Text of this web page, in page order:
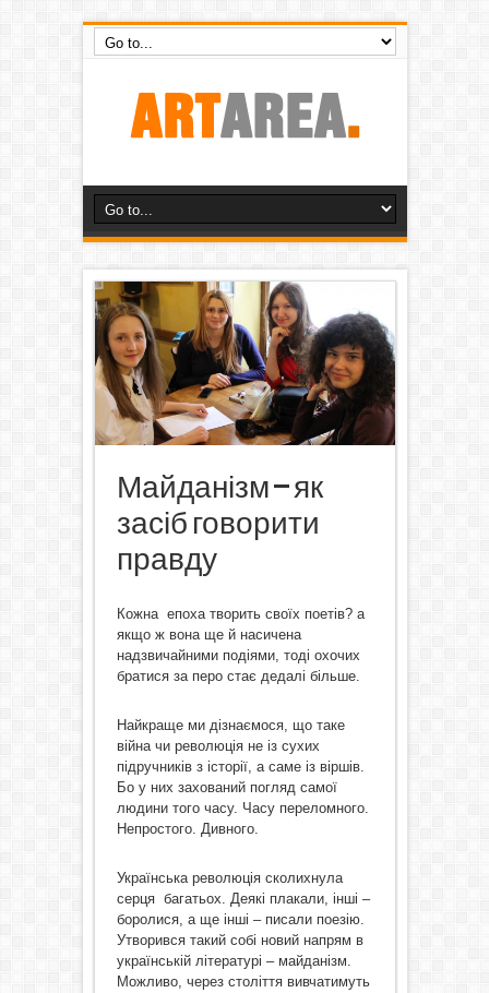
Майданізм – як
засіб говорити
правду
Кожна епоха творить своїх поетів? а
якщо ж вона ще й насичена
надзвичайними подіями, тоді охочих
братися за перо стає дедалі більше.
Найкраще ми дізнаємося, що таке
війна чи революція не із сухих
підручників з історії, а саме із віршів.
Бо у них захований погляд самої
людини того часу. Часу переломного.
Непростого. Дивного.
Українська революція сколихнула
серця багатьох. Деякі плакали, інші –
боролися, а ще інші – писали поезію.
Утворився такий собі новий напрям в
українській літературі – майданізм.
Можливо, через століття вивчатимуть